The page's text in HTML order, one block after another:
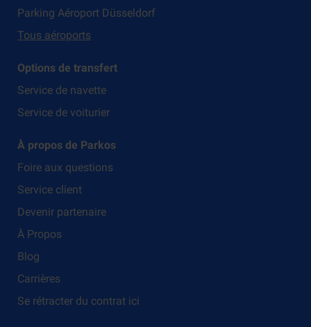
Parking Aéroport Düsseldorf
Tous aéroports
Options de transfert
Service de navette
Service de voiturier
À propos de Parkos
Foire aux questions
Service client
Devenir partenaire
À Propos
Blog
Carrières
Se rétracter du contrat ici